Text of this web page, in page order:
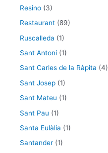
Resino (3)
Restaurant (89)
Ruscalleda (1)
Sant Antoni (1)
Sant Carles de la Ràpita (4)
Sant Josep (1)
Sant Mateu (1)
Sant Pau (1)
Santa Eulàlia (1)
Santander (1)